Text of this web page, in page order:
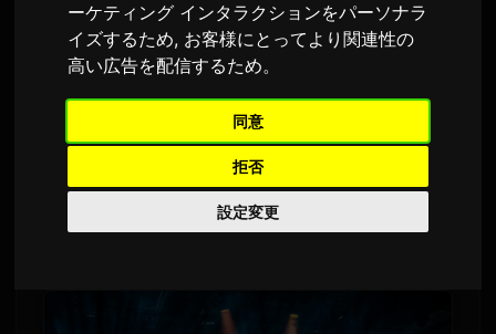
ーケティング インタラクションをパーソナラ
イズするため, お客様にとってより関連性の
高い広告を配信するため。
同意
拒否
設定変更
Samによる
2 6月 2026
英語から翻訳されました
バンコクで開催されたAnime Festival Asia
Thailand 2026にて、アニソンシンガー
ReoNa
力強い7曲のセットリストを披露し、『シャドー
ハウス』や『ソードアート・オンライン』など